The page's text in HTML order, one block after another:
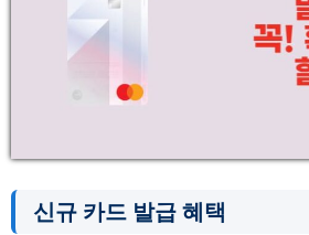
신규 카드 발급 혜택